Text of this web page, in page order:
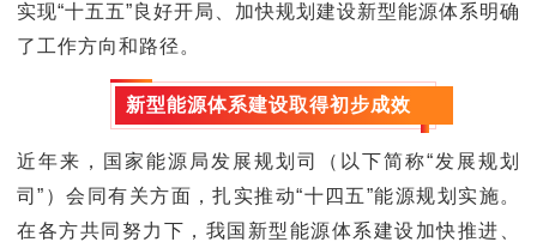
规
群
实现“十五五”良好开局、加快规划建设新型能源体系明确
了工作方向和路径。
新型能源体系建设取得初步成效
近年来，国家能源局发展规划司（以下简称“发展规划
司”）会同有关方面，扎实推动“十四五”能源规划实施。
在各方共同努力下，我国新型能源体系建设加快推进、